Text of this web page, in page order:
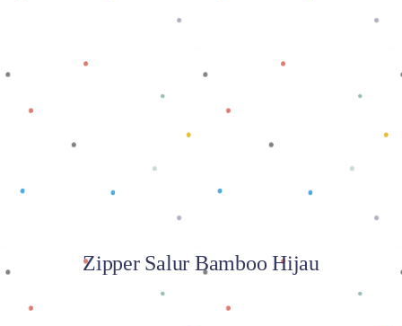
Baca selengkapnya
Zipper Salur Bamboo Hijau